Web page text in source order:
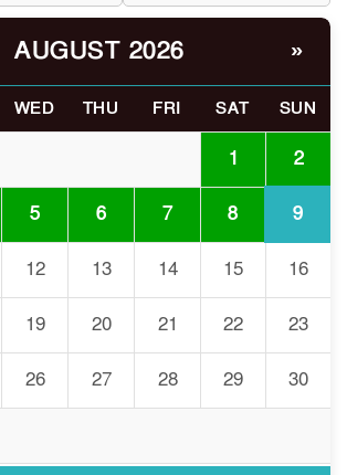
খোকসায় বিএনপি নেতা নাফিজ
আহমেদ রাজুর ওপর সশস্ত্র হামলা,
গুরুতর আহত
সাঈদীর ছবিতে জুতা
আমির হামজা
ইসলামী বিশ্ববিদ্যালয়র ৪৪
গঠিত হলো উচ্চপর্যায়ের কমিটি
মাত্র ৯১ টন ভারতীয় মরিচেই
ভেঙে পড়ল বাজার/৪০০ টাকা
AUGUST 2026 »
WED THU FRI SAT SUN
1 2
5 6 7 8 9
12 13 14 15 16
19 20 21 22 23
26 27 28 29 30